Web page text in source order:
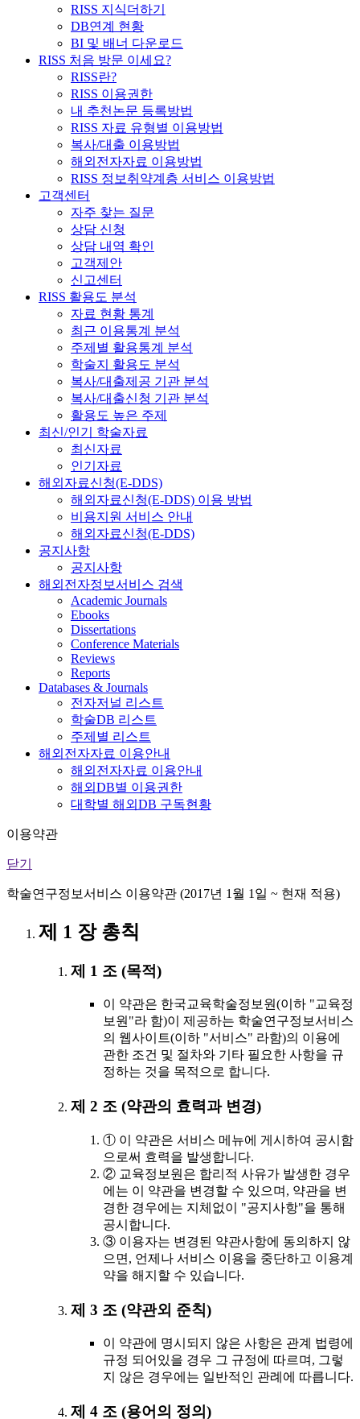
RISS 지식더하기
DB연계 현황
BI 및 배너 다운로드
RISS 처음 방문 이세요?
RISS란?
RISS 이용권한
내 추천논문 등록방법
RISS 자료 유형별 이용방법
복사/대출 이용방법
해외전자자료 이용방법
RISS 정보취약계층 서비스 이용방법
고객센터
자주 찾는 질문
상담 신청
상담 내역 확인
고객제안
신고센터
RISS 활용도 분석
자료 현황 통계
최근 이용통계 분석
주제별 활용통계 분석
학술지 활용도 분석
복사/대출제공 기관 분석
복사/대출신청 기관 분석
활용도 높은 주제
최신/인기 학술자료
최신자료
인기자료
해외자료신청(E-DDS)
해외자료신청(E-DDS) 이용 방법
비용지원 서비스 안내
해외자료신청(E-DDS)
공지사항
공지사항
해외전자정보서비스 검색
Academic Journals
Ebooks
Dissertations
Conference Materials
Reviews
Reports
Databases & Journals
전자저널 리스트
학술DB 리스트
주제별 리스트
해외전자자료 이용안내
해외전자자료 이용안내
해외DB별 이용권한
대학별 해외DB 구독현황
이용약관
닫기
학술연구정보서비스 이용약관 (2017년 1월 1일 ~ 현재 적용)
제 1 장 총칙
제 1 조 (목적)
이 약관은 한국교육학술정보원(이하 "교육정
보원"라 함)이 제공하는 학술연구정보서비스
의 웹사이트(이하 "서비스" 라함)의 이용에
관한 조건 및 절차와 기타 필요한 사항을 규
정하는 것을 목적으로 합니다.
제 2 조 (약관의 효력과 변경)
① 이 약관은 서비스 메뉴에 게시하여 공시함
으로써 효력을 발생합니다.
② 교육정보원은 합리적 사유가 발생한 경우
에는 이 약관을 변경할 수 있으며, 약관을 변
경한 경우에는 지체없이 "공지사항"을 통해
공시합니다.
③ 이용자는 변경된 약관사항에 동의하지 않
으면, 언제나 서비스 이용을 중단하고 이용계
약을 해지할 수 있습니다.
제 3 조 (약관외 준칙)
이 약관에 명시되지 않은 사항은 관계 법령에
규정 되어있을 경우 그 규정에 따르며, 그렇
지 않은 경우에는 일반적인 관례에 따릅니다.
제 4 조 (용어의 정의)